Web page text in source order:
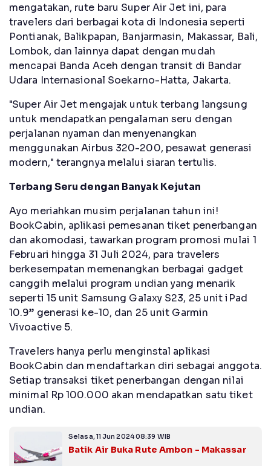
mengatakan, rute baru Super Air Jet ini, para
travelers dari berbagai kota di Indonesia seperti
Pontianak, Balikpapan, Banjarmasin, Makassar, Bali,
Lombok, dan lainnya dapat dengan mudah
mencapai Banda Aceh dengan transit di Bandar
Udara Internasional Soekarno-Hatta, Jakarta.
"Super Air Jet mengajak untuk terbang langsung
untuk mendapatkan pengalaman seru dengan
perjalanan nyaman dan menyenangkan
menggunakan Airbus 320-200, pesawat generasi
modern," terangnya melalui siaran tertulis.
Terbang Seru dengan Banyak Kejutan
Ayo meriahkan musim perjalanan tahun ini!
BookCabin, aplikasi pemesanan tiket penerbangan
dan akomodasi, tawarkan program promosi mulai 1
Februari hingga 31 Juli 2024, para travelers
berkesempatan memenangkan berbagai gadget
canggih melalui program undian yang menarik
seperti 15 unit Samsung Galaxy S23, 25 unit iPad
10.9” generasi ke-10, dan 25 unit Garmin
Vivoactive 5.
Travelers hanya perlu menginstal aplikasi
BookCabin dan mendaftarkan diri sebagai anggota.
Setiap transaksi tiket penerbangan dengan nilai
minimal Rp 100.000 akan mendapatkan satu tiket
undian.
Selasa, 11 Jun 2024 08:39 WIB
Batik Air Buka Rute Ambon - Makassar